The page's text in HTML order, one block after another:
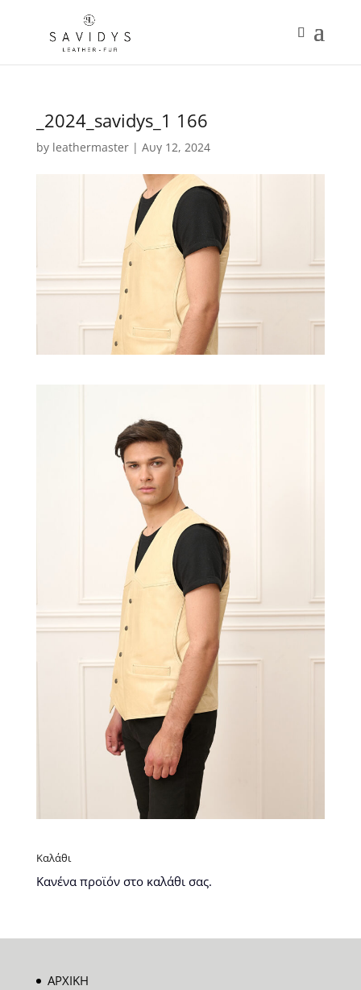
_2024_savidys_1 166
by leathermaster| Αυγ 12, 2024
Καλάθι
Κανένα προϊόν στο καλάθι σας.
ΑΡΧΙΚΗ